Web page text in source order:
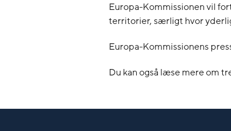
Europa-Kommissionen vil
territorier, særligt hvor
Europa-Kommissionens
Du kan også læse mere om